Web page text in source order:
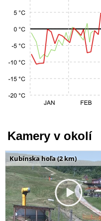
Kamery v okolí
Kubínska hoľa (2 km)